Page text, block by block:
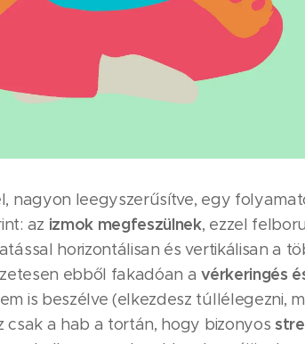
nagyon leegyszerűsítve, egy
az izmok megfeszülnek, ezzel
horizontálisan és vertikálisan a
ebből fakadóan a vérkeringés
is beszélve (elkezdesz túllélegezni,
csak a hab a tortán, hogy bizonyos